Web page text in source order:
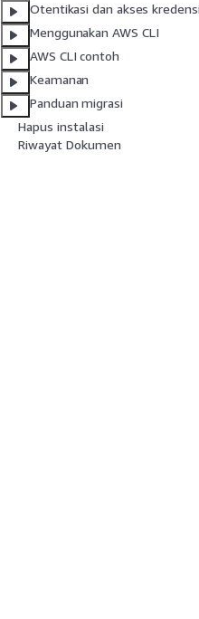
Otentikasi dan akses
Menggunakan AWS CLI
AWS CLI contoh
Keamanan
Panduan migrasi
Hapus instalasi
Riwayat Dokumen